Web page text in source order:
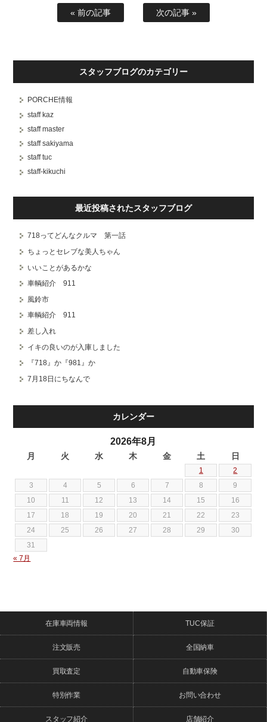
« 前の記事 次の記事 »
スタッフブログのカテゴリー
PORCHE情報
staff kaz
staff master
staff sakiyama
staff tuc
staff-kikuchi
最近投稿されたスタッフブログ
718ってどんなクルマ 第一話
ちょっとセレブな美人ちゃん
いいことがあるかな
車輌紹介 911
風鈴市
車輌紹介 911
差し入れ
イキの良いのが入庫しました
『718』か『981』か
7月18日にちなんで
カレンダー
2026年8月
月 火 水 木 金 土 日
1
2
3
4 5 6 7 8
9
10
11 12 13 14 15
16
17
18 19 20 21 22
23
24
25 26 27 28 29
30
31
« 7月
在庫車両情報 TUC保証
注文販売 全国納車
買取査定 自動車保険
特別作業 お問い合わせ
スタッフ紹介 店舗紹介